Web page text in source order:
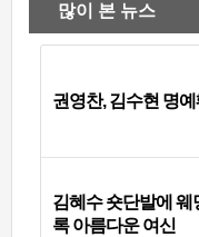
많이 본 뉴스
권영찬, 김수현 명
김혜수 숏단발에 웨
록 아름다운 여신